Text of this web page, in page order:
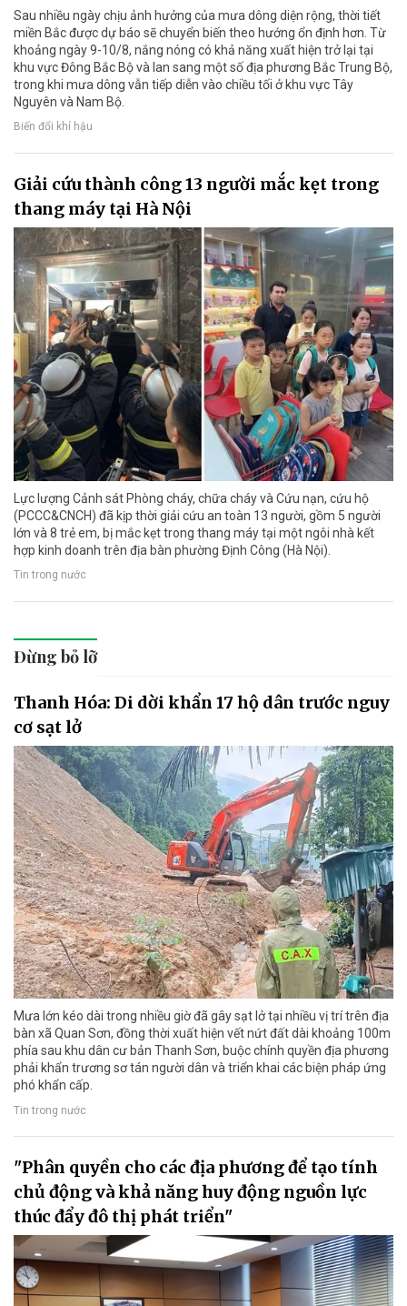
Sau nhiều ngày chịu ảnh hưởng của mưa dông diện rộng, thời tiết
miền Bắc được dự báo sẽ chuyển biến theo hướng ổn định hơn. Từ
khoảng ngày 9-10/8, nắng nóng có khả năng xuất hiện trở lại tại
khu vực Đông Bắc Bộ và lan sang một số địa phương Bắc Trung Bộ,
trong khi mưa dông vẫn tiếp diễn vào chiều tối ở khu vực Tây
Nguyên và Nam Bộ.
Biến đổi khí hậu
Giải cứu thành công 13 người mắc kẹt trong
thang máy tại Hà Nội
Lực lượng Cảnh sát Phòng cháy, chữa cháy và Cứu nạn, cứu hộ
(PCCC&CNCH) đã kịp thời giải cứu an toàn 13 người, gồm 5 người
lớn và 8 trẻ em, bị mắc kẹt trong thang máy tại một ngôi nhà kết
hợp kinh doanh trên địa bàn phường Định Công (Hà Nội).
Tin trong nước
Đừng bỏ lỡ
Thanh Hóa: Di dời khẩn 17 hộ dân trước nguy
cơ sạt lở
Mưa lớn kéo dài trong nhiều giờ đã gây sạt lở tại nhiều vị trí trên địa
bàn xã Quan Sơn, đồng thời xuất hiện vết nứt đất dài khoảng 100m
phía sau khu dân cư bản Thanh Sơn, buộc chính quyền địa phương
phải khẩn trương sơ tán người dân và triển khai các biện pháp ứng
phó khẩn cấp.
Tin trong nước
"Phân quyền cho các địa phương để tạo tính
chủ động và khả năng huy động nguồn lực
thúc đẩy đô thị phát triển"